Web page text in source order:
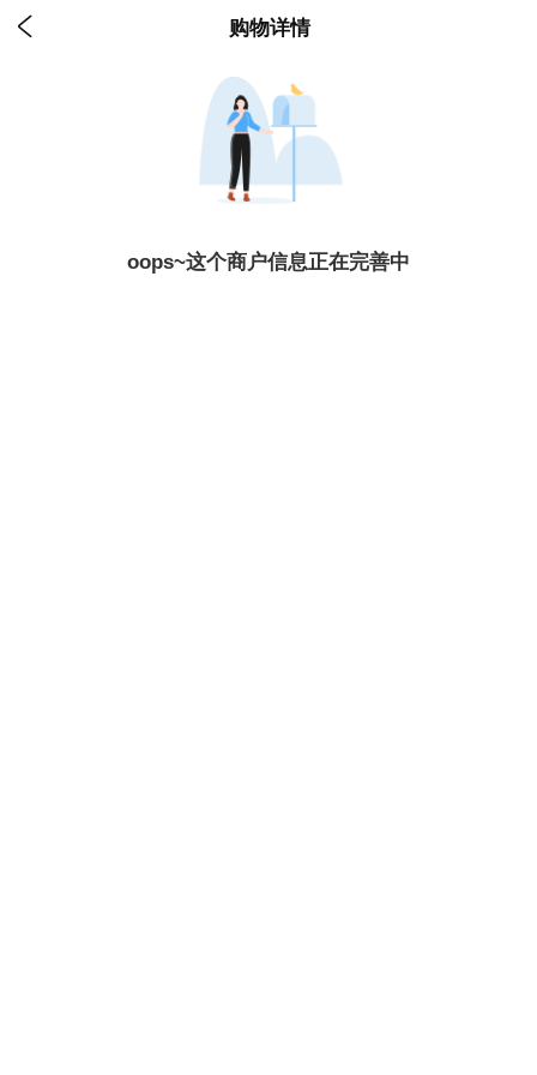
 购物详情
oops~这个商户信息正在完善中